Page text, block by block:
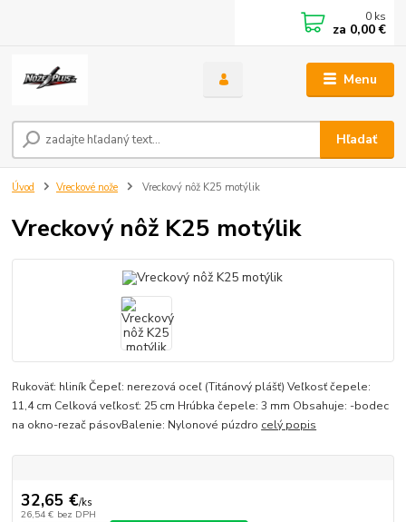
Menu
Hľadať
0 ks
za 0,00 €
Úvod Vreckové nože Vreckový nôž K25 motýlik
Vreckový nôž K25 motýlik
Rukoväť: hliník Čepeľ: nerezová oceľ (Titánový plášť) Veľkosť čepele:
11,4 cm Celková veľkosť: 25 cm Hrúbka čepele: 3 mm Obsahuje: -bodec
na okno-rezač pásovBalenie: Nylonové púzdro celý popis
32,65 €/ks
26,54 € bez DPH